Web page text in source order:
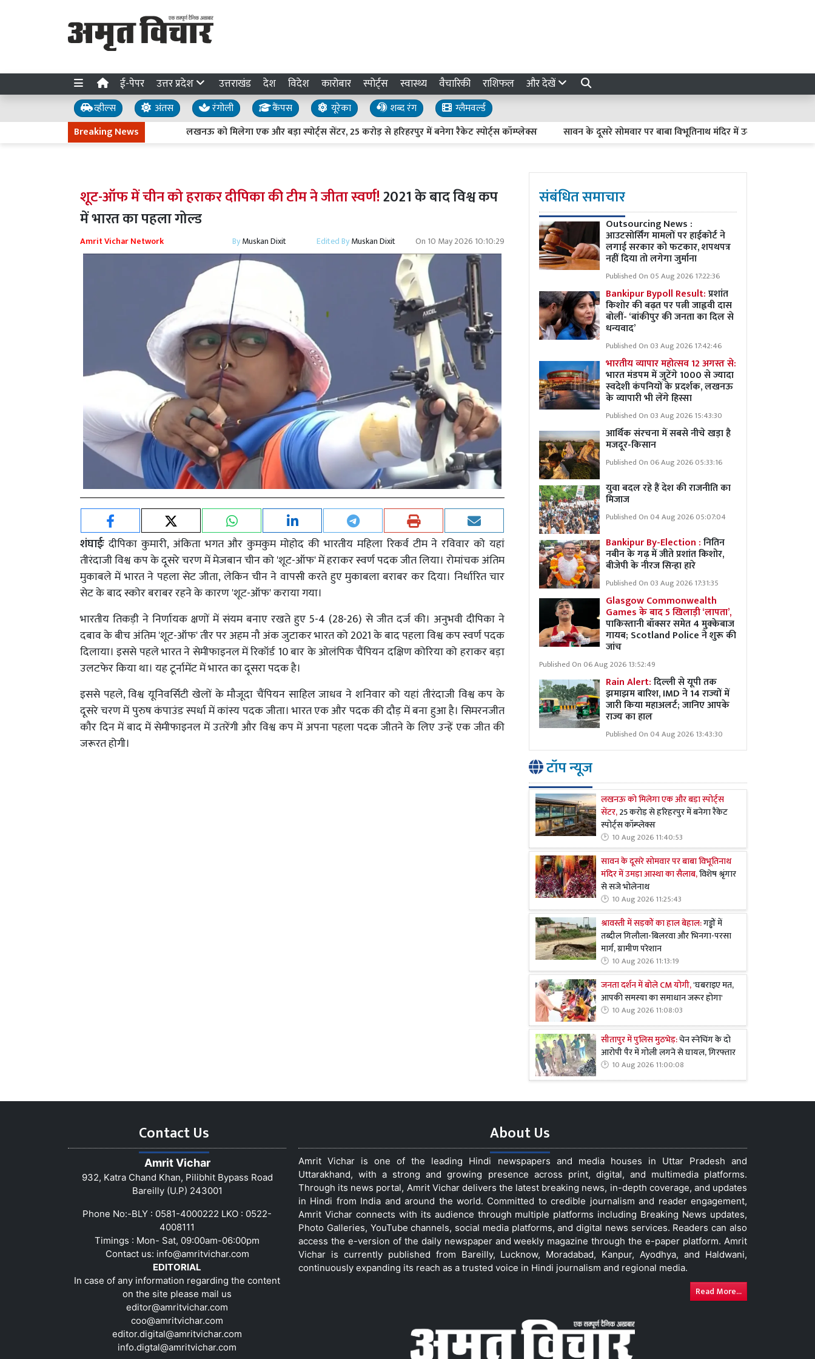
ई-पेपर उत्तर प्रदेश उत्तराखंड देश विदेश कारोबार स्पोर्ट्स स्वास्थ्य वैचारिकी राशिफल और देखें
व्हील्स अंतस रंगोली कैंपस यूरेका शब्द रंग
ग्लैमवर्ल्ड
Breaking News
लखनऊ को मिलेगा एक और बड़ा स्पोर्ट्स सेंटर, 25 करोड़ से हरिहरपुर में बनेगा रैकेट स्पोर्ट्स कॉम्प्लेक्स सावन के दूसरे सोमवार पर बाबा विभूतिनाथ मंदिर में उमड़ा आस्था का सैलाब,
शूट-ऑफ में चीन को हराकर दीपिका की टीम ने जीता स्वर्ण!2021 के बाद विश्व कप
में भारत का पहला गोल्ड
Amrit Vichar Network ByMuskan Dixit Edited ByMuskan Dixit On 10 May 2026 10:10:29
शंघाईः दीपिका कुमारी, अंकिता भगत और कुमकुम मोहोद की भारतीय महिला रिकर्व टीम ने रविवार को यहां
तीरंदाजी विश्व कप के दूसरे चरण में मेजबान चीन को 'शूट-ऑफ' में हराकर स्वर्ण पदक जीत लिया। रोमांचक अंतिम
मुकाबले में भारत ने पहला सेट जीता, लेकिन चीन ने वापसी करते हुए मुकाबला बराबर कर दिया। निर्धारित चार
सेट के बाद स्कोर बराबर रहने के कारण 'शूट-ऑफ' कराया गया।
भारतीय तिकड़ी ने निर्णायक क्षणों में संयम बनाए रखते हुए 5-4 (28-26) से जीत दर्ज की। अनुभवी दीपिका ने
दबाव के बीच अंतिम 'शूट-ऑफ' तीर पर अहम नौ अंक जुटाकर भारत को 2021 के बाद पहला विश्व कप स्वर्ण पदक
दिलाया। इससे पहले भारत ने सेमीफाइनल में रिकॉर्ड 10 बार के ओलंपिक चैंपियन दक्षिण कोरिया को हराकर बड़ा
उलटफेर किया था। यह टूर्नामेंट में भारत का दूसरा पदक है।
इससे पहले, विश्व यूनिवर्सिटी खेलों के मौजूदा चैंपियन साहिल जाधव ने शनिवार को यहां तीरंदाजी विश्व कप के
दूसरे चरण में पुरुष कंपाउंड स्पर्धा में कांस्य पदक जीता। भारत एक और पदक की दौड़ में बना हुआ है। सिमरनजीत
कौर दिन में बाद में सेमीफाइनल में उतरेंगी और विश्व कप में अपना पहला पदक जीतने के लिए उन्हें एक जीत की
जरूरत होगी।
संबंधित समाचार
Outsourcing News :
आउटसोर्सिंग मामलों पर हाईकोर्ट ने
लगाई सरकार को फटकार, शपथपत्र
नहीं दिया तो लगेगा जुर्माना
Published On 05 Aug 2026 17:22:36
Bankipur Bypoll Result:प्रशांत
किशोर की बढ़त पर पत्नी जाह्नवी दास
बोलीं- ‘बांकीपुर की जनता का दिल से
धन्यवाद’
Published On 03 Aug 2026 17:42:46
भारतीय व्यापार महोत्सव 12 अगस्त से:
भारत मंडपम में जुटेंगे 1000 से ज्यादा
स्वदेशी कंपनियों के प्रदर्शक, लखनऊ
के व्यापारी भी लेंगे हिस्सा
Published On 03 Aug 2026 15:43:30
आर्थिक संरचना में सबसे नीचे खड़ा है
मजदूर-किसान
Published On 06 Aug 2026 05:33:16
युवा बदल रहे हैं देश की राजनीति का
मिजाज
Published On 04 Aug 2026 05:07:04
Bankipur By-Election :नितिन
नबीन के गढ़ में जीते प्रशांत किशोर,
बीजेपी के नीरज सिन्हा हारे
Published On 03 Aug 2026 17:31:35
Glasgow Commonwealth
Games के बाद 5 खिलाड़ी ‘लापता’,
पाकिस्तानी बॉक्सर समेत 4 मुक्केबाज
गायब; Scotland Police ने शुरू की
जांच
Published On 06 Aug 2026 13:52:49
Rain Alert:दिल्ली से यूपी तक
झमाझम बारिश, IMD ने 14 राज्यों में
जारी किया महाअलर्ट; जानिए आपके
राज्य का हाल
Published On 04 Aug 2026 13:43:30
टॉप न्यूज
लखनऊ को मिलेगा एक और बड़ा स्पोर्ट्स
सेंटर,25 करोड़ से हरिहरपुर में बनेगा रैकेट
स्पोर्ट्स कॉम्प्लेक्स
10 Aug 2026 11:40:53
सावन के दूसरे सोमवार पर बाबा विभूतिनाथ
मंदिर में उमड़ा आस्था का सैलाब,विशेष श्रृंगार
से सजे भोलेनाथ
10 Aug 2026 11:25:43
श्रावस्ती में सड़कों का हाल बेहाल:गड्ढों में
तब्दील गिलौला-बिलरवा और भिनगा-परसा
मार्ग, ग्रामीण परेशान
10 Aug 2026 11:13:19
जनता दर्शन में बोले CM योगी,'घबराइए मत,
आपकी समस्या का समाधान जरूर होगा'
10 Aug 2026 11:08:03
सीतापुर में पुलिस मुठभेड़:चेन स्नेचिंग के दो
आरोपी पैर में गोली लगने से घायल, गिरफ्तार
10 Aug 2026 11:00:08
Contact Us
Amrit Vichar
932, Katra Chand Khan, Pilibhit Bypass Road
Bareilly (U.P) 243001
Phone No:-BLY : 0581-4000222 LKO : 0522-
4008111
Timings : Mon- Sat, 09:00am-06:00pm
Contact us: info@amritvichar.com
EDITORIAL
In case of any information regarding the content
on the site please mail us
editor@amritvichar.com
coo@amritvichar.com
editor.digital@amritvichar.com
info.digtal@amritvichar.com
About Us
Amrit Vichar is one of the leading Hindi newspapers and media houses in Uttar Pradesh and
Uttarakhand, with a strong and growing presence across print, digital, and multimedia platforms.
Through its news portal, Amrit Vichar delivers the latest breaking news, in-depth coverage, and updates
in Hindi from India and around the world. Committed to credible journalism and reader engagement,
Amrit Vichar connects with its audience through multiple platforms including Breaking News updates,
Photo Galleries, YouTube channels, social media platforms, and digital news services. Readers can also
access the e-version of the daily newspaper and weekly magazine through the e-paper platform. Amrit
Vichar is currently published from Bareilly, Lucknow, Moradabad, Kanpur, Ayodhya, and Haldwani,
continuously expanding its reach as a trusted voice in Hindi journalism and regional media.
Read More...